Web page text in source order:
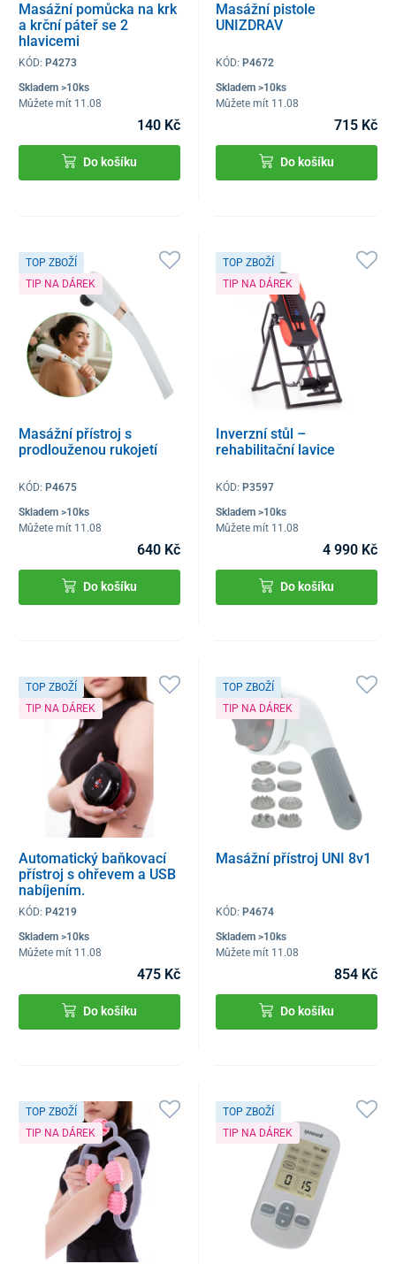
Masážní pomůcka na krk
a krční páteř se 2
hlavicemi
KÓD: P4273
Skladem >10ks
Můžete mít 11.08
140 Kč
Do košíku
Masážní pistole
UNIZDRAV
KÓD:P4672
Skladem >10ks
Můžete mít 11.08
715 Kč
Do košíku
TOP ZBOŽÍ
TIP NA DÁREK
Masážní přístroj s
prodlouženou rukojetí
KÓD: P4675
Skladem >10ks
Můžete mít 11.08
640 Kč
Do košíku
TOP ZBOŽÍ
TIP NA DÁREK
Inverzní stůl –
rehabilitační lavice
KÓD:P3597
Skladem >10ks
Můžete mít 11.08
4 990 Kč
Do košíku
TOP ZBOŽÍ
TIP NA DÁREK
Automatický baňkovací
přístroj s ohřevem a USB
nabíjením.
KÓD: P4219
Skladem >10ks
Můžete mít 11.08
475 Kč
Do košíku
TOP ZBOŽÍ
TIP NA DÁREK
Masážní přístroj UNI 8v1
KÓD:P4674
Skladem >10ks
Můžete mít 11.08
854 Kč
Do košíku
TOP ZBOŽÍ
TIP NA DÁREK
TOP ZBOŽÍ
TIP NA DÁREK